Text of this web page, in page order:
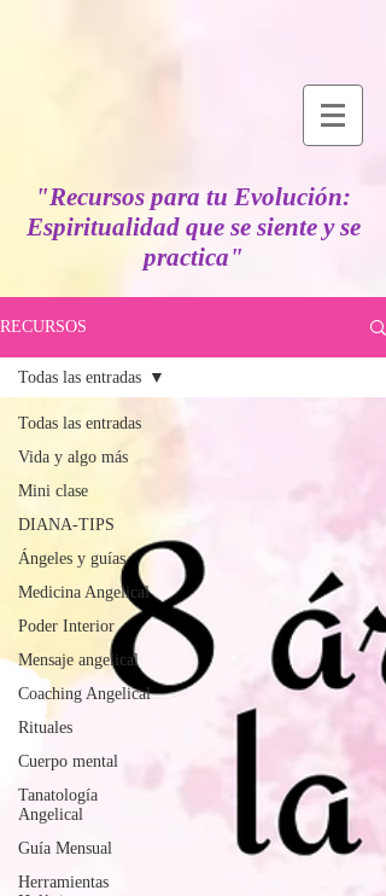
"Recursos para tu Evolución:
Espiritualidad que se siente y se
practica"
RECURSOS
Todas las entradas
Vida y algo más
Mini clase
DIANA-TIPS
Ángeles y guías
Medicina Angelical
Poder Interior
Mensaje angelical
Coaching Angelical
Rituales
Cuerpo mental
Tanatología
Angelical
Guía Mensual
Herramientas
Todas las entradas